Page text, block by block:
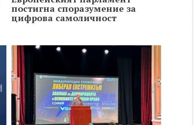
постигна споразумение за
цифрова самоличност